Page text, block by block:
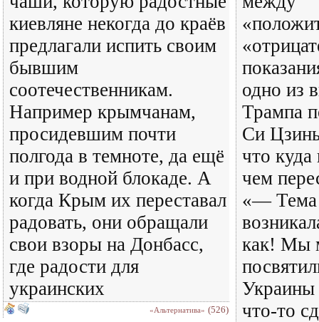
киевляне некогда до краёв
предлагали испить своим
бывшим
соотечественникам.
Например крымчанам,
просидевшим почти
полгода в темноте, да ещё
и при водной блокаде. А
когда Крым их переставал
радовать, они обращали
свои взоры на Донбасс,
где радости для
украинских
«Альтернатива» (526)
одно из
Трампа
Си
что
чем
«— Тема
как! Мы
Украины
что-то